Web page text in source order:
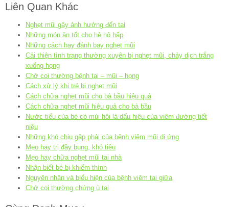
Liên Quan Khác
Nghẹt mũi gây ảnh hưởng đến tai
Những món ăn tốt cho hệ hô hấp
Những cách hay đánh bay nghẹt mũi
Cải thiện tình trạng thường xuyên bị nghẹt mũi, chảy dịch trắng
xuống họng
Chớ coi thường bệnh tai – mũi – họng
Cách xử lý khi trẻ bị nghẹt mũi
Cách chữa nghẹt mũi cho bà bầu hiệu quả
Cách chữa nghẹt mũi hiệu quả cho bà bầu
Nước tiểu của bé có mùi hôi là dấu hiệu của viêm đường tiết
niệu
Những khó chịu gặp phải của bệnh viêm mũi dị ứng
Mẹo hay trị đầy bụng, khó tiêu
Mẹo hay chữa nghẹt mũi tại nhà
Nhận biết bé bị khiếm thính
Nguyên nhân và biểu hiện của bệnh viêm tai giữa
Chớ coi thường chứng ù tai